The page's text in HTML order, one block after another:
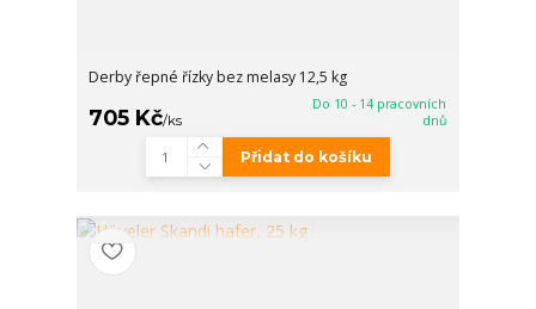
Derby řepné řízky bez melasy 12,5 kg
705 Kč/ks
Do 10 - 14 pracovních
dnů
Přidat do košíku